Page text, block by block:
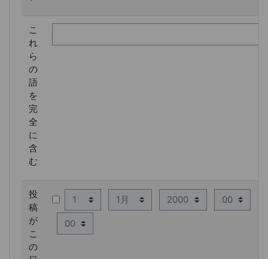
こ
れ
ら
の
語
を
完
全
に
含
む
投
稿
が
こ
の